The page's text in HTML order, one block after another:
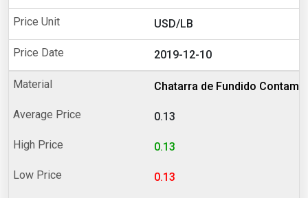
USD/LB
2019-12-10
Chatarra de Fundido
0.13
0.13
0.13